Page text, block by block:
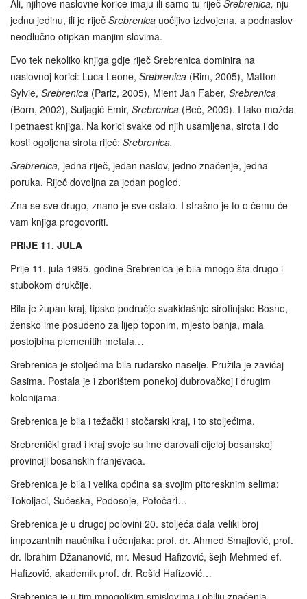
Ali, njihove naslovne korice imaju ili samo tu riječ Srebrenica, nju
jednu jedinu, ili je riječ Srebrenica uočljivo izdvojena, a podnaslov
neodlučno otipkan manjim slovima.
Evo tek nekoliko knjiga gdje riječ Srebrenica dominira na
naslovnoj korici: Luca Leone, Srebrenica (Rim, 2005), Matton
Sylvie, Srebrenica (Pariz, 2005), Mient Jan Faber, Srebrenica
(Born, 2002), Suljagić Emir, Srebrenica (Beč, 2009). I tako možda
i petnaest knjiga. Na korici svake od njih usamljena, sirota i do
kosti ogoljena sirota riječ: Srebrenica.
Srebrenica, jedna riječ, jedan naslov, jedno značenje, jedna
poruka. Riječ dovoljna za jedan pogled.
Zna se sve drugo, znano je sve ostalo. I strašno je to o čemu će
vam knjiga progovoriti.
PRIJE 11. JULA
Prije 11. jula 1995. godine Srebrenica je bila mnogo šta drugo i
stubokom drukčije.
Bila je župan kraj, tipsko područje svakidašnje sirotinjske Bosne,
žensko ime posuđeno za lijep toponim, mjesto banja, mala
postojbina plemenitih metala…
Srebrenica je stoljećima bila rudarsko naselje. Pružila je zavičaj
Sasima. Postala je i zborištem ponekoj dubrovačkoj i drugim
kolonijama.
Srebrenica je bila i težački i stočarski kraj, i to stoljećima.
Srebrenički grad i kraj svoje su ime darovali cijeloj bosanskoj
provinciji bosanskih franjevaca.
Srebrenica je bila i velika općina sa svojim pitoresknim selima:
Tokoljaci, Sućeska, Podosoje, Potočari…
Srebrenica je u drugoj polovini 20. stoljeća dala veliki broj
impozantnih naučnika i učenjaka: prof. dr. Ahmed Smajlović, prof.
dr. Ibrahim Džananović, mr. Mesud Hafizović, šejh Mehmed ef.
Hafizović, akademik prof. dr. Rešid Hafizović…
Srebrenica je u tim mnogolikim smislovima i obilju značenja